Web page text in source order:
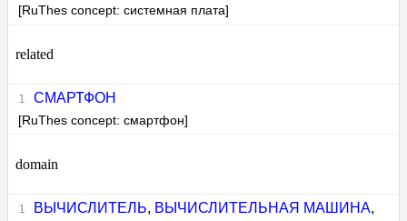
[RuThes concept: системная плата]
related
СМАРТФОН
[RuThes concept: смартфон]
domain
ВЫЧИСЛИТЕЛЬ, ВЫЧИСЛИТЕЛЬНАЯ МАШИНА,